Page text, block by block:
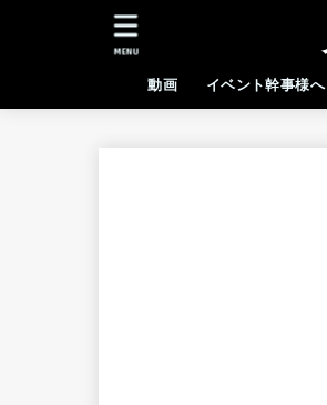
動画 イベント幹事様へ
MENU